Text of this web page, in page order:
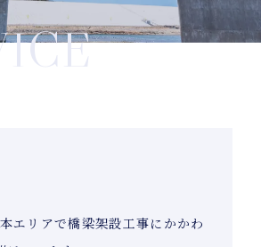
エリアで橋梁架設工事にかかわ